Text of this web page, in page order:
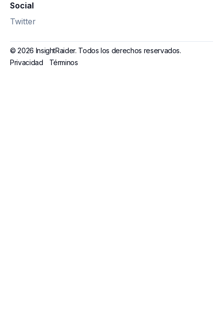
Social
Twitter
© 2026 InsightRaider. Todos los derechos reservados.
Privacidad
Términos